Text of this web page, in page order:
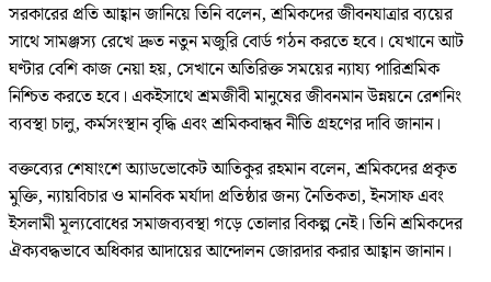
সরকারের প্রতি আহ্বান জানিয়ে তিনি বলেন, শ্রমিকদের জীবনযাত্রার ব্যয়ের
সাথে সামঞ্জস্য রেখে দ্রুত নতুন মজুরি বোর্ড গঠন করতে হবে। যেখানে আট
ঘণ্টার বেশি কাজ নেয়া হয়, সেখানে অতিরিক্ত সময়ের ন্যায্য পারিশ্রমিক
নিশ্চিত করতে হবে। একইসাথে শ্রমজীবী মানুষের জীবনমান উন্নয়নে রেশনিং
ব্যবস্থা চালু, কর্মসংস্থান বৃদ্ধি এবং শ্রমিকবান্ধব নীতি গ্রহণের দাবি জানান।
বক্তব্যের শেষাংশে অ্যাডভোকেট আতিকুর রহমান বলেন, শ্রমিকদের প্রকৃত
মুক্তি, ন্যায়বিচার ও মানবিক মর্যাদা প্রতিষ্ঠার জন্য নৈতিকতা, ইনসাফ এবং
ইসলামী মূল্যবোধের সমাজব্যবস্থা গড়ে তোলার বিকল্প নেই। তিনি শ্রমিকদের
ঐক্যবদ্ধভাবে অধিকার আদায়ের আন্দোলন জোরদার করার আহ্বান জানান।